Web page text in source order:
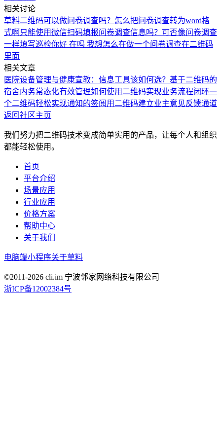
相关讨论
草料二维码可以做问卷调查吗？ 怎么把问卷调查转为word格
式啊 只能使用微信扫码填报问卷调查信息吗？ 可否像问卷调查
一样填写巡检你好 在吗 我想怎么在做一个问卷调查在二维码
里面
相关文章
医院设备管理与健康宣教：信息工具该如何选？ 基于二维码的
宿舍内务常态化有效管理如何使用二维码实现业务流程闭环一
个二维码轻松实现通知的签阅 用二维码建立业主意见反馈通道
返回社区主页
我们努力把二维码技术变成简单实用的产品，让每个人和组织
都能轻松使用。
首页
平台介绍
场景应用
行业应用
价格方案
帮助中心
关于我们
电脑端小程序关于草料
©2011-2026 cli.im 宁波邻家网络科技有限公司
浙ICP备12002384号